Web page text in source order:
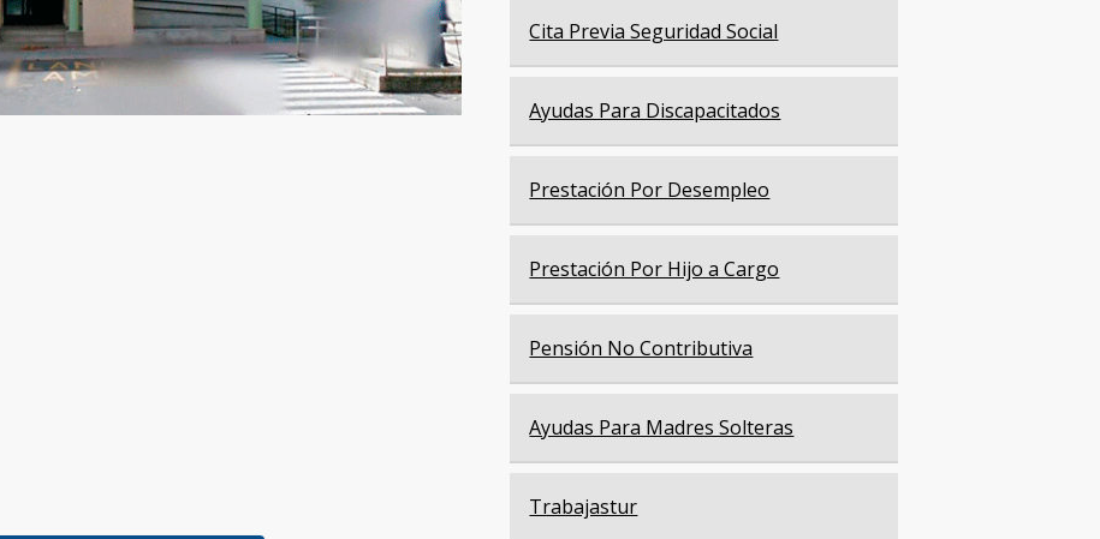
Cita Previa Seguridad Social
Ayudas Para Discapacitados
Prestación Por Desempleo
Prestación Por Hijo a Cargo
Pensión No Contributiva
Ayudas Para Madres Solteras
Trabajastur